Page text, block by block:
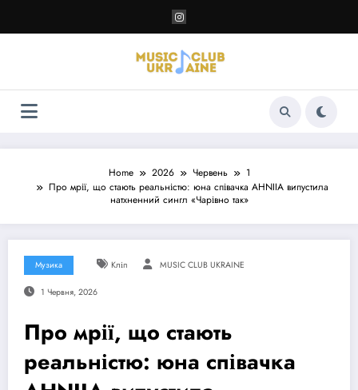
контенту
Home 2026 Червень
1
Про мрії, що стають реальністю: юна співачка AHNIIA випустила
натхненний сингл «Чарівно так»
Музика Кліп MUSIC CLUB UKRAINE
1 Червня, 2026
Про мрії, що стають
реальністю: юна співачка